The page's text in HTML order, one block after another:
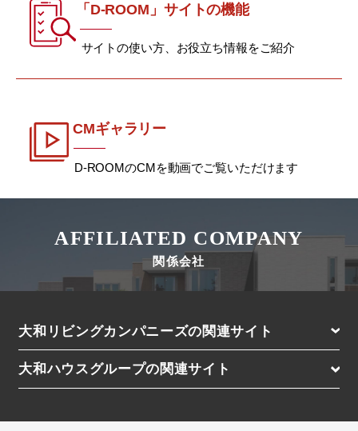
「D-ROOM」サイトの機能
サイトの使い方、お役立ち情報をご紹介
CMギャラリー
D-ROOMのCMを動画でご覧いただけます
AFFILIATED COMPANY
関係会社
大和リビングカンパニーズの関連サイト
D-residence（高級レジデンス）
D-ROOM Share（シェアハウス）
大和ハウスグループの関連サイト